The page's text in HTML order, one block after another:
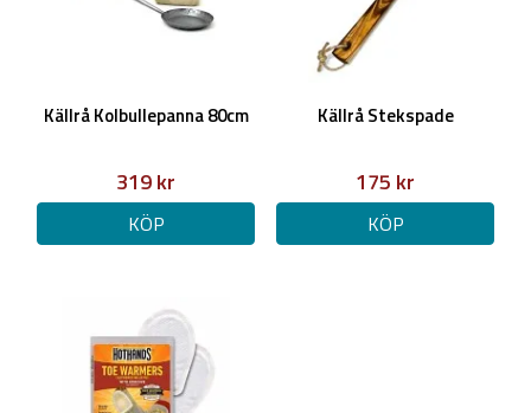
Lägg i smör eller olja och hetta upp pannan tills det börjar ryka.
trasa.
Skötsel:
och olja in den efteråt så att den inte rostar.
Det går även bra att bara torka ur den efter användning.
Källrå Kolbullepanna 80cm
319 kr
KÖP
Källrå Stekspade
175 kr
KÖP